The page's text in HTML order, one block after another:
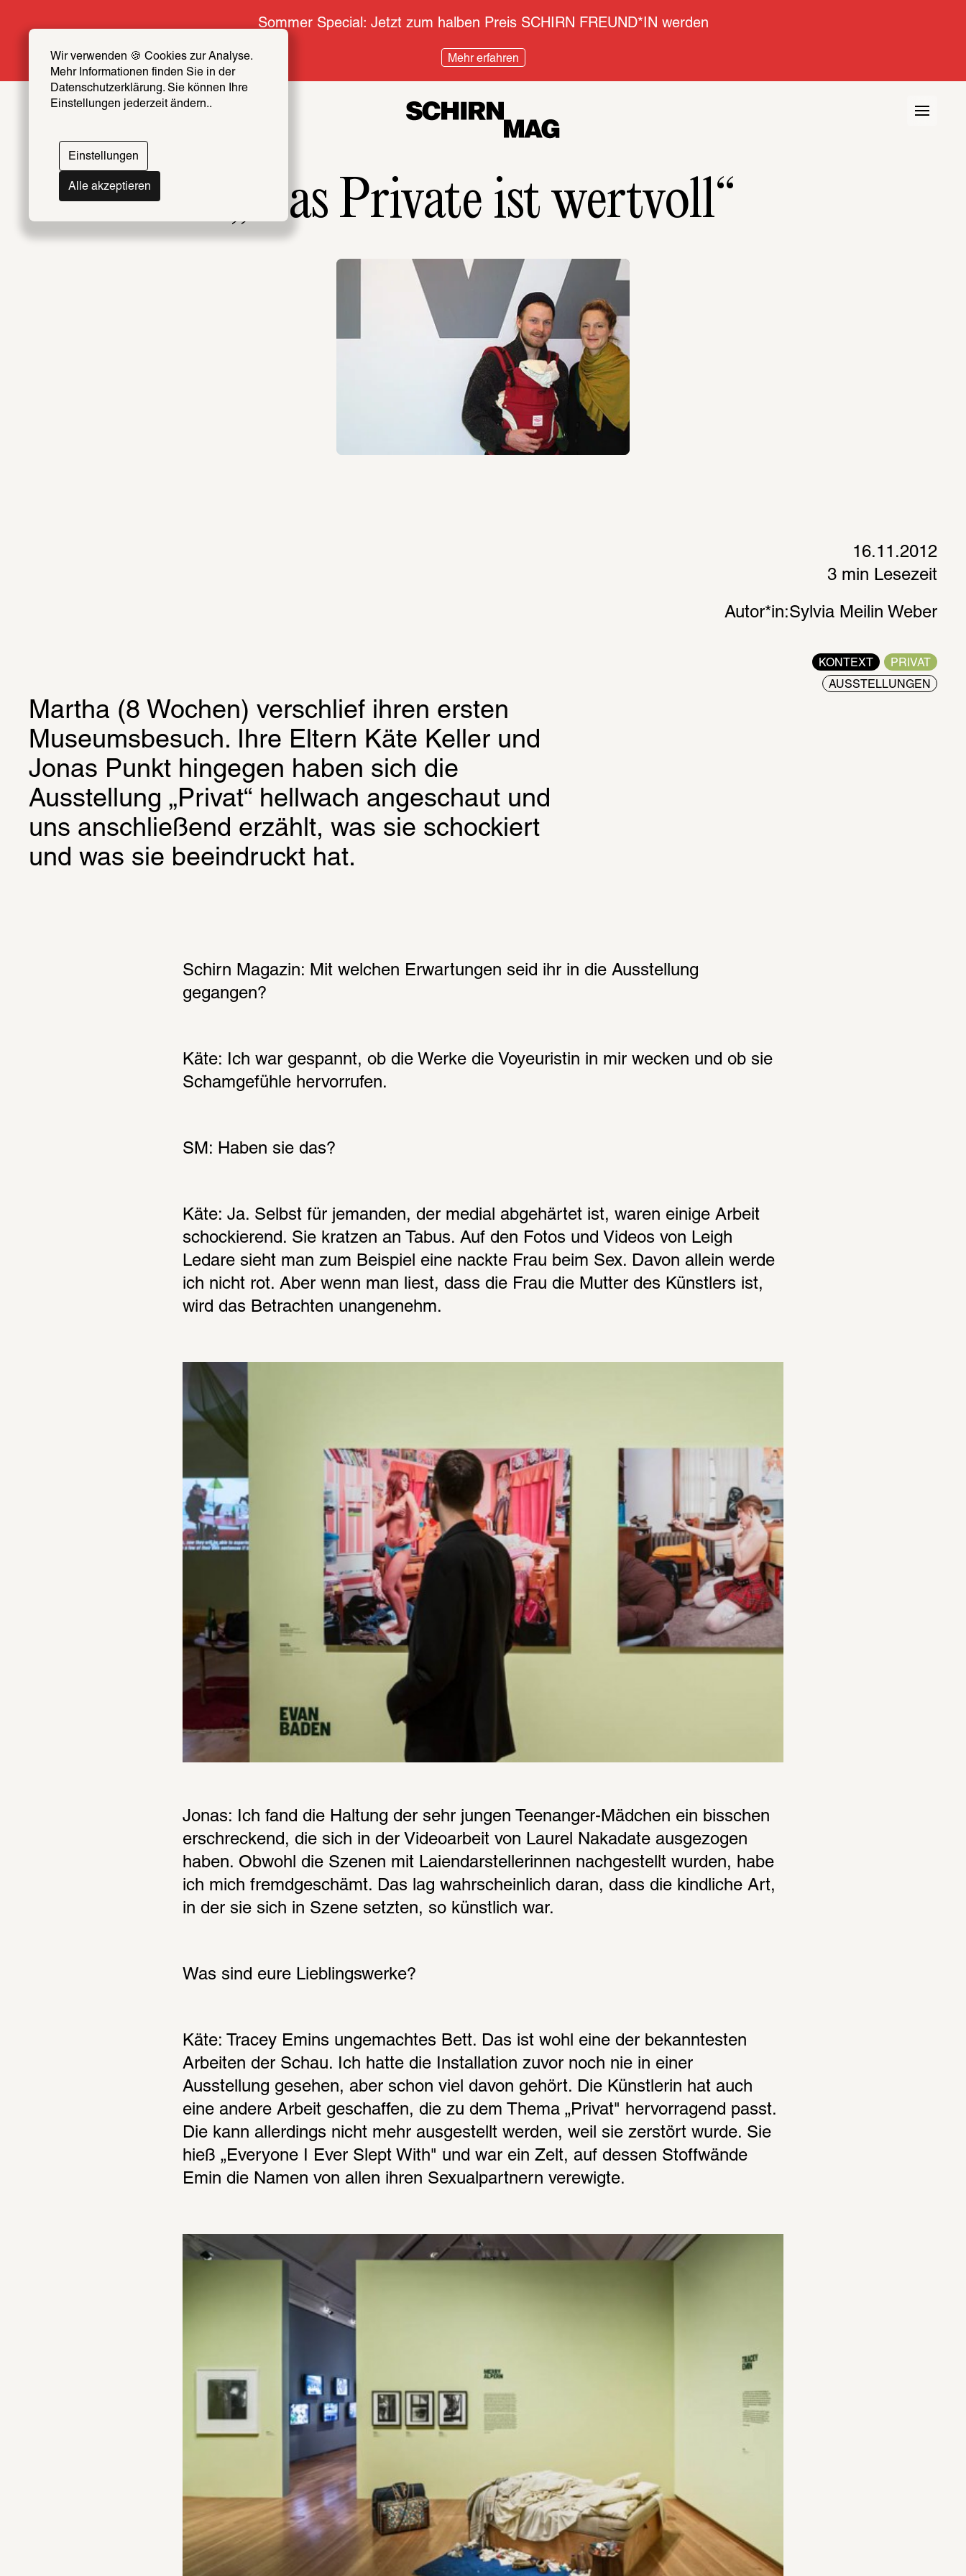
Wir verwenden 🍪 Cookies zur Analyse.
Mehr Informationen finden Sie in der
Datenschutzerklärung. Sie können Ihre
Einstellungen jederzeit ändern..
Einstellungen
Alle akzeptieren
Sommer Special: Jetzt zum halben Preis SCHIRN FREUND*IN werden
Mehr erfahren
„Das Private ist wertvoll“
16.11.2012
3 min Lesezeit
Autor*in:Sylvia Meilin Weber
KONTEXT PRIVAT
AUSSTELLUNGEN
Martha (8 Wochen) verschlief ihren ersten
Museumsbesuch. Ihre Eltern Käte Keller und
Jonas Punkt hingegen haben sich die
Ausstellung „Privat“ hellwach angeschaut und
uns anschließend erzählt, was sie schockiert
und was sie beeindruckt hat.
Schirn Magazin: Mit welchen Erwartungen seid ihr in die Ausstellung
gegangen?
Käte: Ich war gespannt, ob die Werke die Voyeuristin in mir wecken und ob sie
Schamgefühle hervorrufen.
SM: Haben sie das?
Käte: Ja. Selbst für jemanden, der medial abgehärtet ist, waren einige Arbeit
schockierend. Sie kratzen an Tabus. Auf den Fotos und Videos von Leigh
Ledare sieht man zum Beispiel eine nackte Frau beim Sex. Davon allein werde
ich nicht rot. Aber wenn man liest, dass die Frau die Mutter des Künstlers ist,
wird das Betrachten unangenehm.
Jonas: Ich fand die Haltung der sehr jungen Teenanger-Mädchen ein bisschen
erschreckend, die sich in der Videoarbeit von Laurel Nakadate ausgezogen
haben. Obwohl die Szenen mit Laiendarstellerinnen nachgestellt wurden, habe
ich mich fremdgeschämt. Das lag wahrscheinlich daran, dass die kindliche Art,
in der sie sich in Szene setzten, so künstlich war.
Was sind eure Lieblingswerke?
Käte: Tracey Emins ungemachtes Bett. Das ist wohl eine der bekanntesten
Arbeiten der Schau. Ich hatte die Installation zuvor noch nie in einer
Ausstellung gesehen, aber schon viel davon gehört. Die Künstlerin hat auch
eine andere Arbeit geschaffen, die zu dem Thema „Privat" hervorragend passt.
Die kann allerdings nicht mehr ausgestellt werden, weil sie zerstört wurde. Sie
hieß „Everyone I Ever Slept With" und war ein Zelt, auf dessen Stoffwände
Emin die Namen von allen ihren Sexualpartnern verewigte.